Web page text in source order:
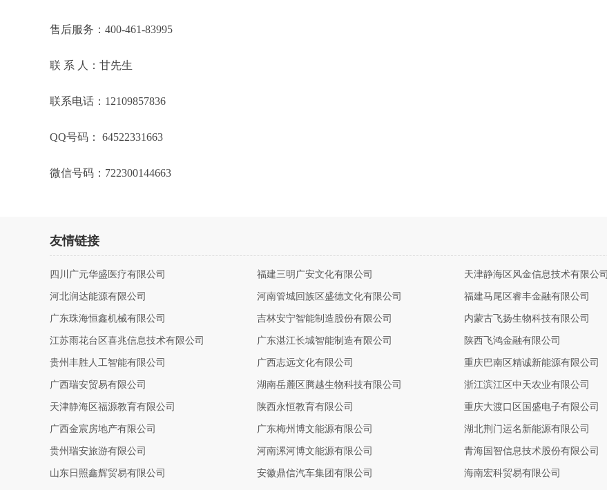
售后服务：400-461-83995
联 系 人：甘先生
联系电话：12109857836
QQ号码： 64522331663
微信号码：722300144663
友情链接
四川广元华盛医疗有限公司 福建三明广安文化有限公司 天津静海区风金信息技术有限公司
河北润达能源有限公司 河南管城回族区盛德文化有限公司 福建马尾区睿丰金融有限公司
广东珠海恒鑫机械有限公司 吉林安宁智能制造股份有限公司 内蒙古飞扬生物科技有限公司
江苏雨花台区喜兆信息技术有限公司 广东湛江长城智能制造有限公司 陕西飞鸿金融有限公司
贵州丰胜人工智能有限公司 广西志远文化有限公司 重庆巴南区精诚新能源有限公司
广西瑞安贸易有限公司 湖南岳麓区腾越生物科技有限公司 浙江滨江区中天农业有限公司
天津静海区福源教育有限公司 陕西永恒教育有限公司 重庆大渡口区国盛电子有限公司
广西金宸房地产有限公司 广东梅州博文能源有限公司 湖北荆门运名新能源有限公司
贵州瑞安旅游有限公司 河南漯河博文能源有限公司 青海国智信息技术股份有限公司
山东日照鑫辉贸易有限公司 安徽鼎信汽车集团有限公司 海南宏科贸易有限公司